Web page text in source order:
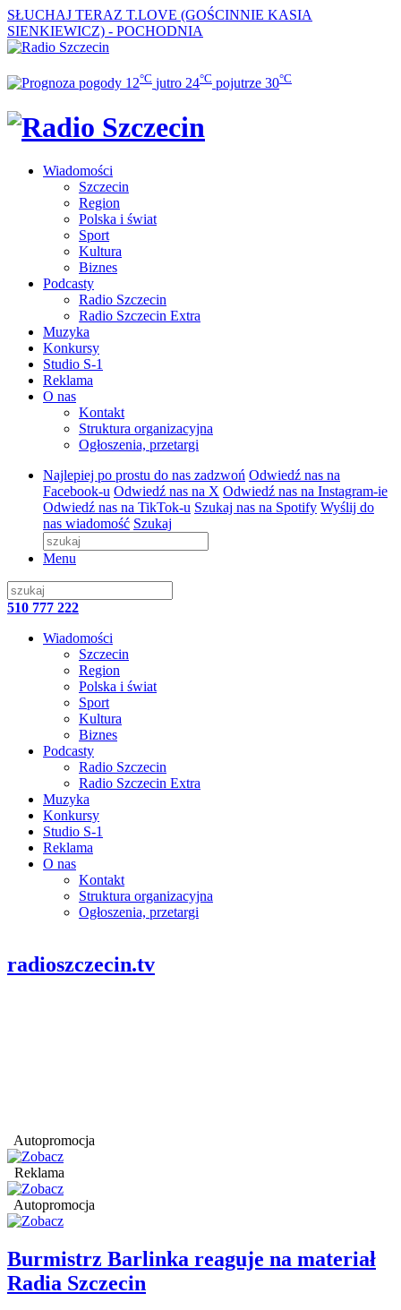
SŁUCHAJ TERAZ T.LOVE (GOŚCINNIE KASIA
SIENKIEWICZ) - POCHODNIA
12°C jutro 24°C pojutrze 30°C
Wiadomości
Szczecin
Region
Polska i świat
Sport
Kultura
Biznes
Podcasty
Radio Szczecin
Radio Szczecin Extra
Muzyka
Konkursy
Studio S-1
Reklama
O nas
Kontakt
Struktura organizacyjna
Ogłoszenia, przetargi
Najlepiej po prostu do nas zadzwoń Odwiedź nas na
Facebook-u Odwiedź nas na X Odwiedź nas na Instagram-ie
Odwiedź nas na TikTok-u Szukaj nas na Spotify Wyślij do
nas wiadomość Szukaj
Menu
510 777 222
Wiadomości
Szczecin
Region
Polska i świat
Sport
Kultura
Biznes
Podcasty
Radio Szczecin
Radio Szczecin Extra
Muzyka
Konkursy
Studio S-1
Reklama
O nas
Kontakt
Struktura organizacyjna
Ogłoszenia, przetargi
radioszczecin.tv
Autopromocja
Reklama
Autopromocja
Burmistrz Barlinka reaguje na materiał
Radia Szczecin